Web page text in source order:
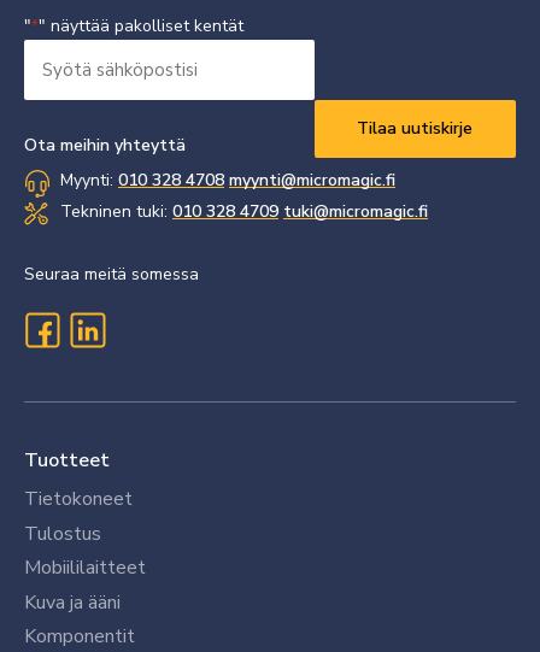
"*" näyttää pakolliset kentät
sähköpostisi
Ota meihin yhteyttä
Myynti: 010 328 4708 myynti@micromagic.fi
Tekninen tuki: 010 328 4709 tuki@micromagic.fi
Seuraa meitä somessa
Tuotteet
Tietokoneet
Tulostus
Mobiililaitteet
Kuva ja ääni
Komponentit